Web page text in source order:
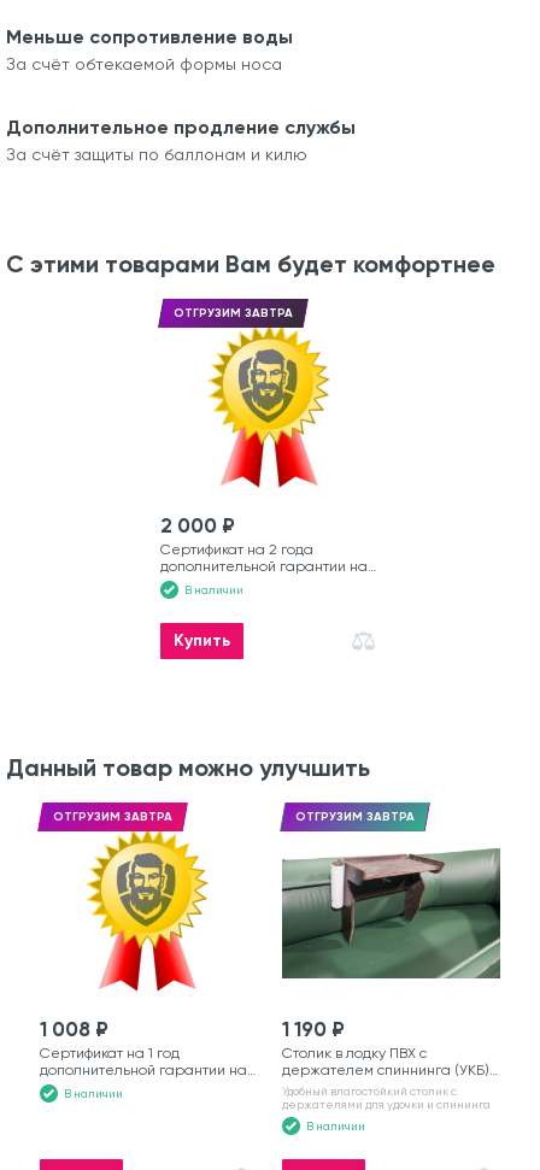
Меньше сопротивление воды
За счёт обтекаемой формы носа
Дополнительное продление службы
За счёт защиты по баллонам и килю
С этими товарами Вам будет комфортнее
ОТГРУЗИМ ЗАВТРА
2 000 ₽
Сертификат на 2 года
дополнительной гарантии на
лодкуВ наличии
Купить
Данный товар можно улучшить
ОТГРУЗИМ ЗАВТРА
1 008 ₽
Сертификат на 1 год
дополнительной гарантии на
моторную лодку
В наличии
ОТГРУЗИМ ЗАВТРА
1 190 ₽
Столик в лодку ПВХ с
держателем спиннинга (УКБ)
№6
Удобный влагостойкий столик с
держателями для удочки и спининга
В наличии